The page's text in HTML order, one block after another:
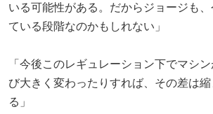
いる可能性がある。だからジョージも
ている段階なのかもしれない」
「今後このレギュレーション下でマシ
び大きく変わったりすれば、その差は
る」